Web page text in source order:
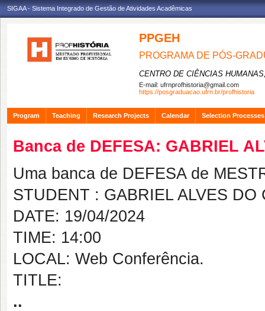
SIGAA - Sistema Integrado de Gestão de Atividades Acadêmicas
PPGEH
PROGRAMA DE PÓS-
CENTRO DE CIÊNCIAS
E-mail: ufrnprofhistoria@gmail.com
https://posgraduacao.ufrn.br/profhistoria
Program Teaching Research Projects Calendar Selection Processes
Banca de DEFESA: GABRIEL
Uma banca de DEFESA de
STUDENT : GABRIEL ALVES DO
DATE: 19/04/2024
TIME: 14:00
LOCAL: Web Conferência.
TITLE:
..